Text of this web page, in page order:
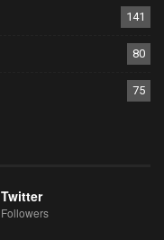
141
80
75
Twitter
Followers